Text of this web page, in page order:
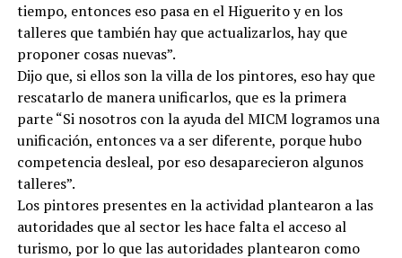
tiempo, entonces eso pasa en el Higuerito y en los
talleres que también hay que actualizarlos, hay que
proponer cosas nuevas”.
Dijo que, si ellos son la villa de los pintores, eso hay que
rescatarlo de manera unificarlos, que es la primera
parte “Si nosotros con la ayuda del MICM logramos una
unificación, entonces va a ser diferente, porque hubo
competencia desleal, por eso desaparecieron algunos
talleres”.
Los pintores presentes en la actividad plantearon a las
autoridades que al sector les hace falta el acceso al
turismo, por lo que las autoridades plantearon como